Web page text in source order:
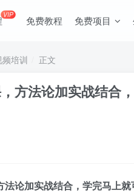
VIP 免费教程 免费项目
频培训 正文
方法论加实战结合
法论加实战结合，学完马上